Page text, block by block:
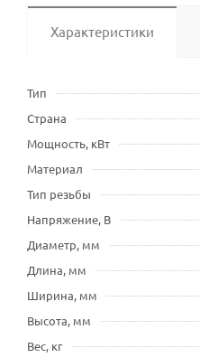
Характеристики
Тип
Страна
Мощность, кВт
Материал
Тип резьбы
Напряжение, В
Диаметр, мм
Длина, мм
Ширина, мм
Высота, мм
Вес, кг